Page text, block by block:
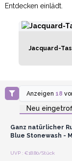
Entdecken einlädt.
Jacquard-
Anzeigen 18
Neu
Anmelden
Registrieren
Ganz natürlicher
Blue Stonewash -
UVP : €18.80/Stück
Anmelden